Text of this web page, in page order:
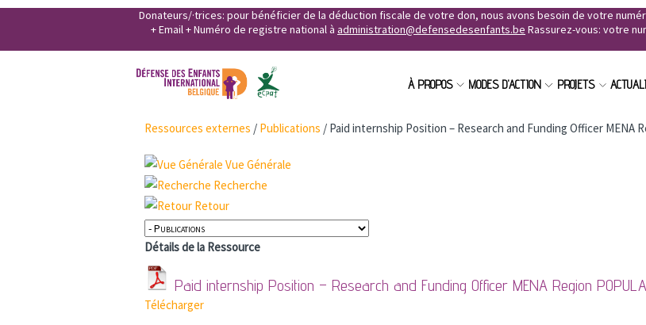
Donateurs/·trices: pour bénéficier de la déduction fiscale de votre don, nous avons besoin de votre
+ Email + Numéro de registre national à administration@defensedesenfants.be Rassurez-vous: votre
À PROPOS MODES D'ACTION PROJETS
Ressources externes / Publications / Paid internship Position – Research and Funding Officer MENA
Vue Générale
Recherche
Retour
Détails de la Ressource
Paid internship Position – Research and Funding Officer MENA Region
Télécharger